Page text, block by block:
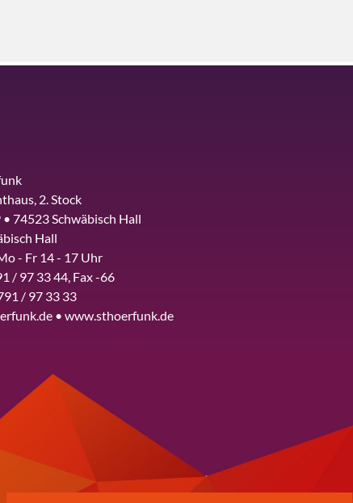
2. Stock
74523 Schwäbisch Hall
Hall
- Fr 14 - 17 Uhr
/ 97 33 44, Fax -66
/ 97 33 33
• www.sthoerfunk.de